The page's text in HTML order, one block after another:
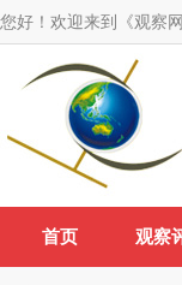
您好！欢迎来到《观察
首页 观察